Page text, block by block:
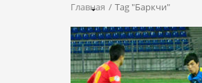
Главная Tag "Баркчи"